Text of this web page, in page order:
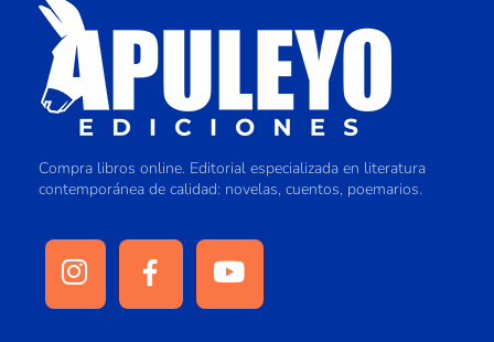
Compra libros online. Editorial especializada en literatura
contemporánea de calidad: novelas, cuentos, poemarios.